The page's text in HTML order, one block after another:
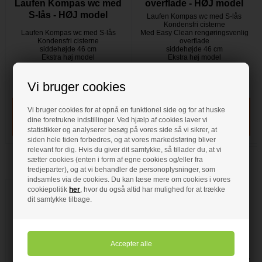
Vi bruger cookies
Vi bruger cookies for at opnå en funktionel side og for at huske
dine foretrukne indstillinger. Ved hjælp af cookies laver vi
statistikker og analyserer besøg på vores side så vi sikrer, at
siden hele tiden forbedres, og at vores markedsføring bliver
relevant for dig. Hvis du giver dit samtykke, så tillader du, at vi
sætter cookies (enten i form af egne cookies og/eller fra
tredjeparter), og at vi behandler de personoplysninger, som
indsamles via de cookies. Du kan læse mere om cookies i vores
cookiepolitikher , hvor du også altid har mulighed for at trække
dit samtykke tilbage.
Laufen Kompas wc med
S-lås - HØJ model
Laufen Kompas wc med S-lås
Kondensfri cisterne
siddehøjde 46 cm
Ekstra høj model
UDEN skyllekant
På lager - VVS nr: 605074200
overflade - HØJ model
Laufen Kompas wc med S-lås
Kondensfri cisterne
Med Easy Clean rengøringsvenlig
overflade
siddehøjde 46 cm
Ekstra høj model
UDEN skyllekant